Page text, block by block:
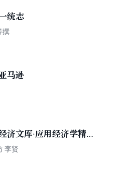
统志
撰
马逊
济文库·应用经济学精品
二）：循环经济理论与
李贤